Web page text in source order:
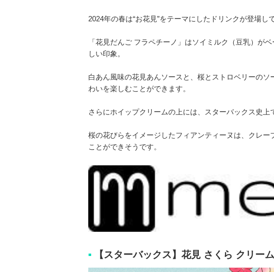
2024年の春は“お花見”をテーマにしたドリンクが登場し
「花見だんご フラペチーノ」はソイミルク（豆乳）が
しい印象。
白あん風味の花見あんソースと、桜とストロベリーの
わいを楽しむことができます。
さらにホイップクリームの上には、スターバックス史上
桜の花びらをイメージしたフィアンティーヌは、クレ
ことができそうです。
■ 【スターバックス】花見 さくら クリーム